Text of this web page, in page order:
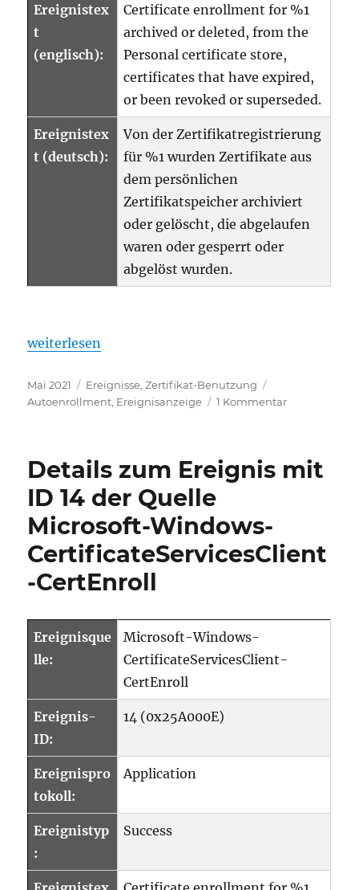
Ereignistex
t
(englisch):
Certificate enrollment for %1
archived or deleted, from the
Personal certificate store,
certificates that have expired,
or been revoked or superseded.
Ereignistex
t (deutsch):
Von der Zertifikatregistrierung
für %1 wurden Zertifikate aus
dem persönlichen
Zertifikatspeicher archiviert
oder gelöscht, die abgelaufen
waren oder gesperrt oder
abgelöst wurden.
„Details zum Ereignis mit ID 10 der Quelle
weiterlesen
Veröffentlicht
am
Mai 2021 Kategorien
Ereignisse ,Zertifikat-Benutzung
Autoenrollment Ereignisanzeige 1 Kommentarzu
mit
Microsoft-
Details zum Ereignis mit
ID 14 der Quelle
Microsoft-Windows-
CertificateServicesClient
-CertEnroll
Ereignisque
lle:
Microsoft-Windows-
CertificateServicesClient-
CertEnroll
Ereignis-
ID:
14 (0x25A000E)
Ereignispro
tokoll:
Application
Ereignistyp
:
Success